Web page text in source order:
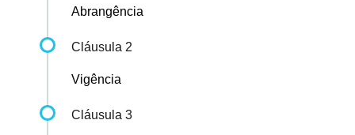
Abrangência
Cláusula 2
Vigência
Cláusula 3